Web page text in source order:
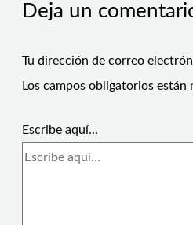
Deja un
Tu dirección de correo
Los campos obligatorios están
Escribe aquí...